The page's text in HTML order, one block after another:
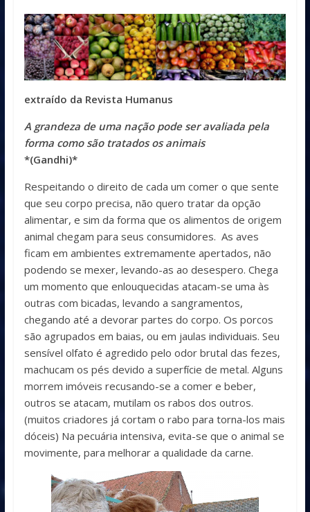
extraído da Revista Humanus
A grandeza de uma nação pode ser avaliada pela
forma como são tratados os animais
*(Gandhi)*
Respeitando o direito de cada um comer o que sente
que seu corpo precisa, não quero tratar da opção
alimentar, e sim da forma que os alimentos de origem
animal chegam para seus consumidores. As aves
ficam em ambientes extremamente apertados, não
podendo se mexer, levando-as ao desespero. Chega
um momento que enlouquecidas atacam-se uma às
outras com bicadas, levando a sangramentos,
chegando até a devorar partes do corpo. Os porcos
são agrupados em baias, ou em jaulas individuais. Seu
sensível olfato é agredido pelo odor brutal das fezes,
machucam os pés devido a superfície de metal. Alguns
morrem imóveis recusando-se a comer e beber,
outros se atacam, mutilam os rabos dos outros.
(muitos criadores já cortam o rabo para torna-los mais
dóceis) Na pecuária intensiva, evita-se que o animal se
movimente, para melhorar a qualidade da carne.